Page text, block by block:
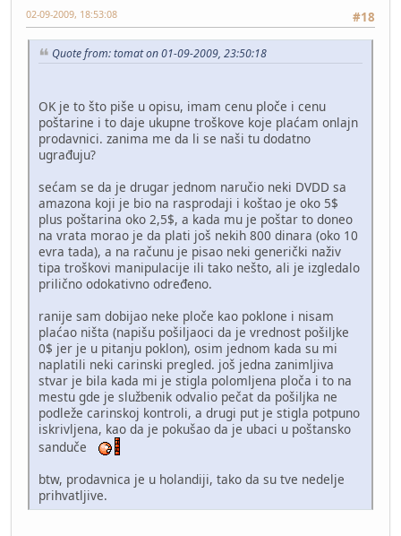
#18
02-09-2009, 18:53:08
Quote from: tomat on 01-09-2009, 23:50:18
OK je to što piše u opisu, imam cenu ploče i cenu
poštarine i to daje ukupne troškove koje plaćam onlajn
prodavnici. zanima me da li se naši tu dodatno
ugrađuju?
sećam se da je drugar jednom naručio neki DVDD sa
amazona koji je bio na rasprodaji i koštao je oko 5$
plus poštarina oko 2,5$, a kada mu je poštar to doneo
na vrata morao je da plati još nekih 800 dinara (oko 10
evra tada), a na računu je pisao neki generički naživ
tipa troškovi manipulacije ili tako nešto, ali je izgledalo
prilično odokativno određeno.
ranije sam dobijao neke ploče kao poklone i nisam
plaćao ništa (napišu pošiljaoci da je vrednost pošiljke
0$ jer je u pitanju poklon), osim jednom kada su mi
naplatili neki carinski pregled. još jedna zanimljiva
stvar je bila kada mi je stigla polomljena ploča i to na
mestu gde je službenik odvalio pečat da pošiljka ne
podleže carinskoj kontroli, a drugi put je stigla potpuno
iskrivljena, kao da je pokušao da je ubaci u poštansko
sanduče
btw, prodavnica je u holandiji, tako da su tve nedelje
prihvatljive.